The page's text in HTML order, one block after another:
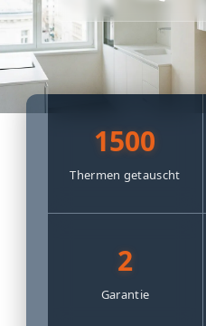
1500
Thermen getauscht
2
Garantie